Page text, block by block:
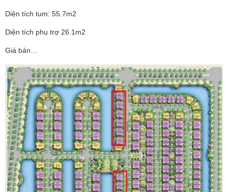
Diện tích tum: 55.7m2
Diện tích phụ trợ 26.1m2
Giá bán…